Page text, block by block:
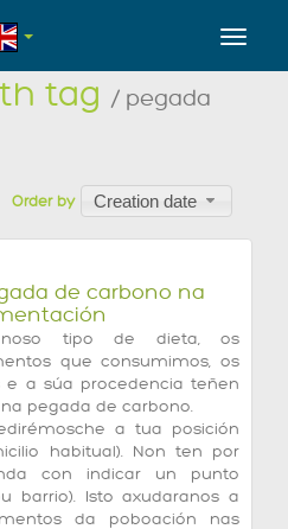
tag / pegada
Order by Creation date
de carbono na
tipo de dieta, os
que consumimos, os
e a súa procedencia teñen
pegada de carbono.
a tua posición
habitual). Non ten por
con indicar un punto
barrio). Isto axudaranos a
da poboación nas